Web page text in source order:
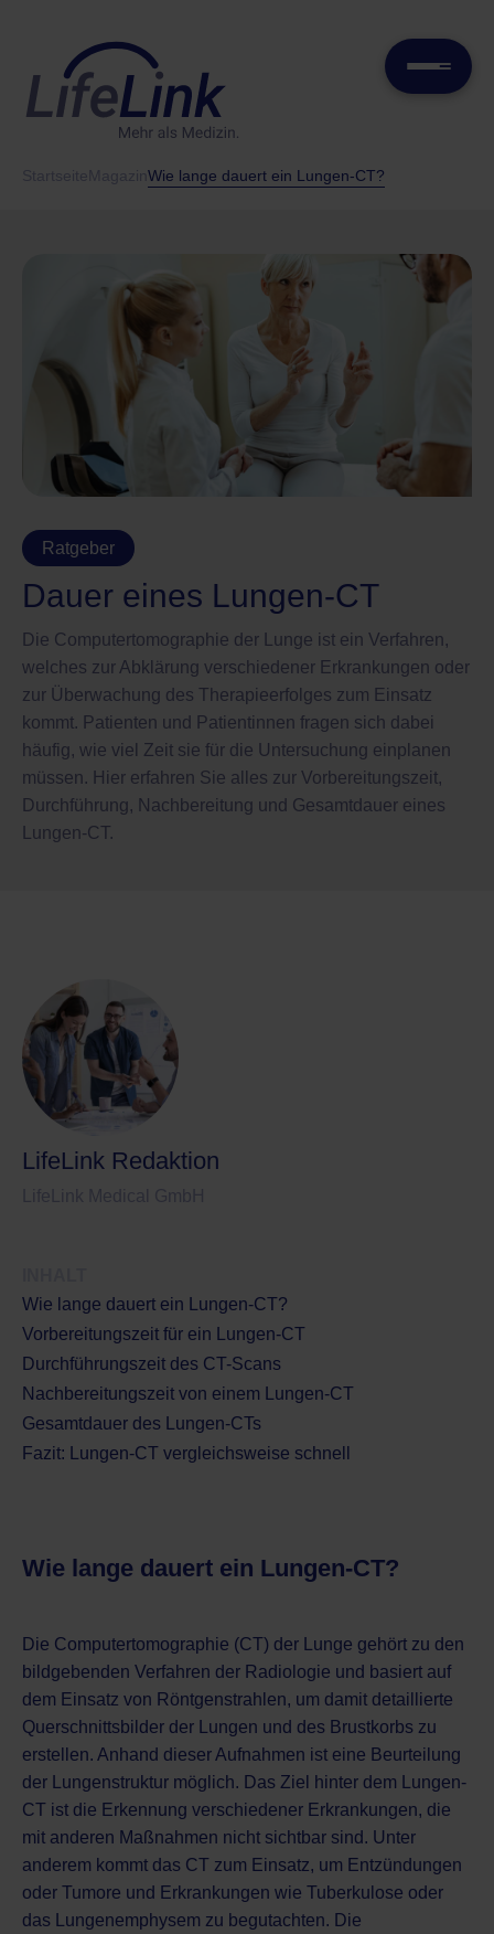
Wie lange dauert ein Lungen-CT?
Ratgeber
Dauer eines Lungen-CT
Die Computertomographie der Lunge ist ein Verfahren,
welches zur Abklärung verschiedener Erkrankungen oder
zur Überwachung des Therapieerfolges zum Einsatz
kommt. Patienten und Patientinnen fragen sich dabei
häufig, wie viel Zeit sie für die Untersuchung einplanen
müssen. Hier erfahren Sie alles zur Vorbereitungszeit,
Durchführung, Nachbereitung und Gesamtdauer eines
Lungen-CT.
LifeLink Redaktion
Wie lange dauert ein Lungen-CT?
Vorbereitungszeit für ein Lungen-CT
Durchführungszeit des CT-Scans
Nachbereitungszeit von einem Lungen-CT
Gesamtdauer des Lungen-CTs
Fazit: Lungen-CT vergleichsweise schnell
Wie lange dauert ein Lungen-CT?
Die Computertomographie (CT) der Lunge gehört zu den
bildgebenden Verfahren der Radiologie und basiert auf
dem Einsatz von Röntgenstrahlen, um damit detaillierte
Querschnittsbilder der Lungen und des Brustkorbs zu
erstellen. Anhand dieser Aufnahmen ist eine Beurteilung
der Lungenstruktur möglich. Das Ziel hinter dem Lungen-
CT ist die Erkennung verschiedener Erkrankungen, die
mit anderen Maßnahmen nicht sichtbar sind. Unter
anderem kommt das CT zum Einsatz, um Entzündungen
oder Tumore und Erkrankungen wie Tuberkulose oder
das Lungenemphysem zu begutachten. Die